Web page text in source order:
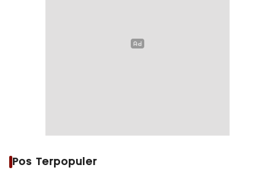
Pos Terpopuler